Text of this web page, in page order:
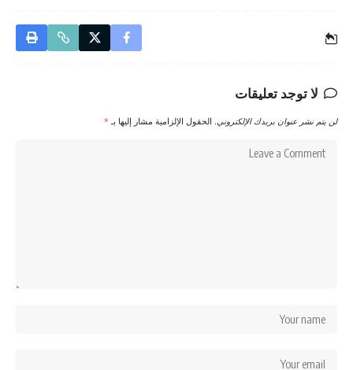
لا توجد تعليقات
لن يتم نشر عنوان بريدك الإلكتروني. الحقول الإلزامية مشار إليها بـ *